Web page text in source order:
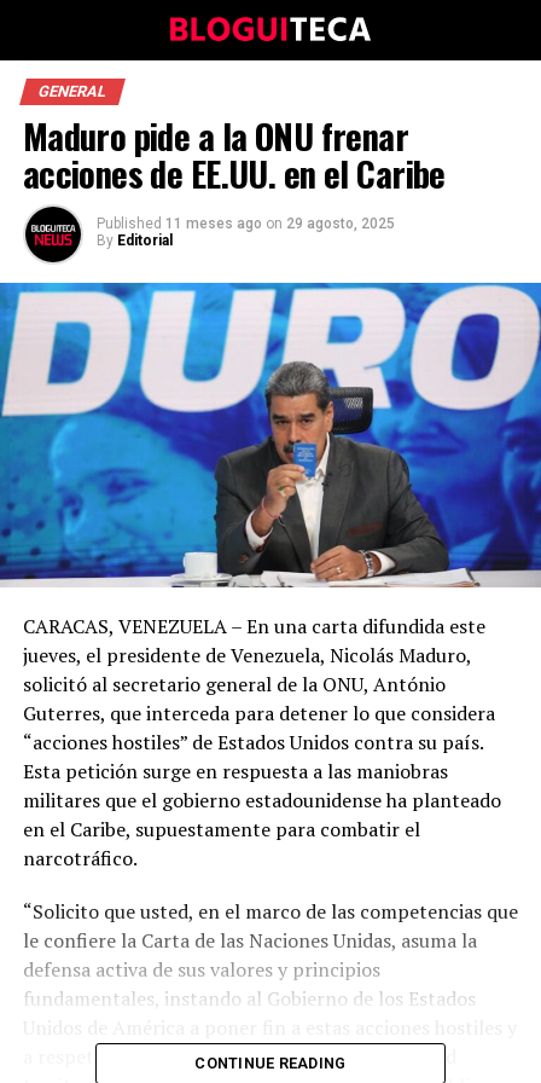
GENERAL
Maduro pide a la ONU frenar
acciones de EE.UU. en el Caribe
Published 11 meses ago on 29 agosto, 2025
By Editorial
CARACAS, VENEZUELA – En una carta difundida este
jueves, el presidente de Venezuela, Nicolás Maduro,
solicitó al secretario general de la ONU, António
Guterres, que interceda para detener lo que considera
“acciones hostiles” de Estados Unidos contra su país.
Esta petición surge en respuesta a las maniobras
militares que el gobierno estadounidense ha planteado
en el Caribe, supuestamente para combatir el
narcotráfico.
“Solicito que usted, en el marco de las competencias que
le confiere la Carta de las Naciones Unidas, asuma la
defensa activa de sus valores y principios
fundamentales, instando al Gobierno de los Estados
a respetar plenamente la soberanía, la integridad
CONTINUE READING